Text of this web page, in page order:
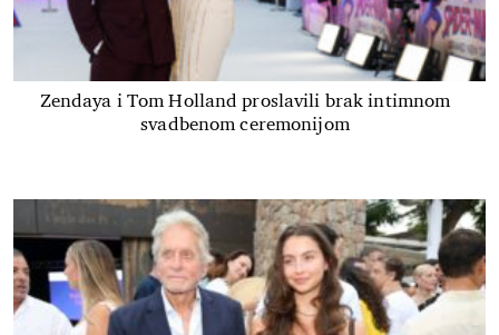
Zendaya i Tom Holland proslavili brak intimnom
svadbenom ceremonijom